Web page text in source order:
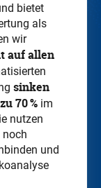
bietet
als
wir
auf allen
sinken
70 % im
nutzen
noch
und